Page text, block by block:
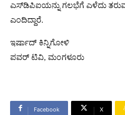
ಎಸ್‌ಡಿಪಿಐಯನ್ನು ಗಲಭೆಗೆ ಎಳೆದು
ಎಂದಿದ್ದಾರೆ.
ಇರ್ಷಾದ್ ಕಿನ್ನಿಗೋಳಿ
ಪವರ್ ಟಿವಿ, ಮಂಗಳೂರು
Facebook X